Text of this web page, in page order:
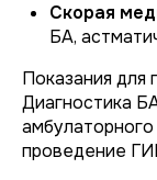
Скорая
БА,
Показания для
Диагностика
проведение